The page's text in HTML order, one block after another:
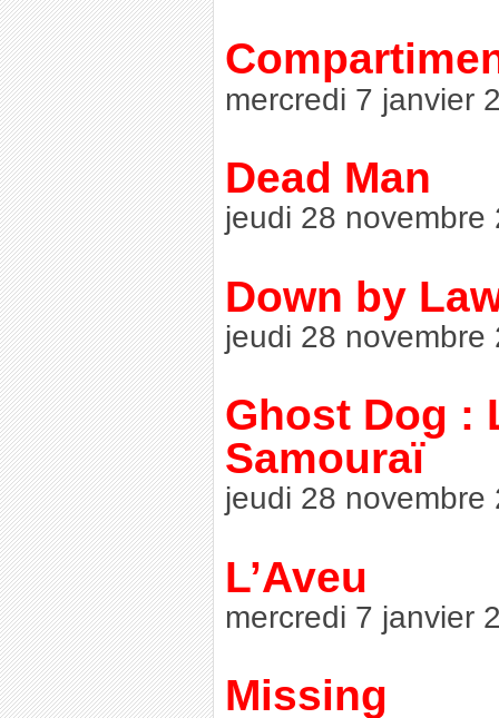
mercredi 7 janvier
Dead Man
jeudi 28 novembre
Down by
jeudi 28 novembre
Ghost Dog :
Samouraï
jeudi 28 novembre
L’Aveu
mercredi 7 janvier
Missing